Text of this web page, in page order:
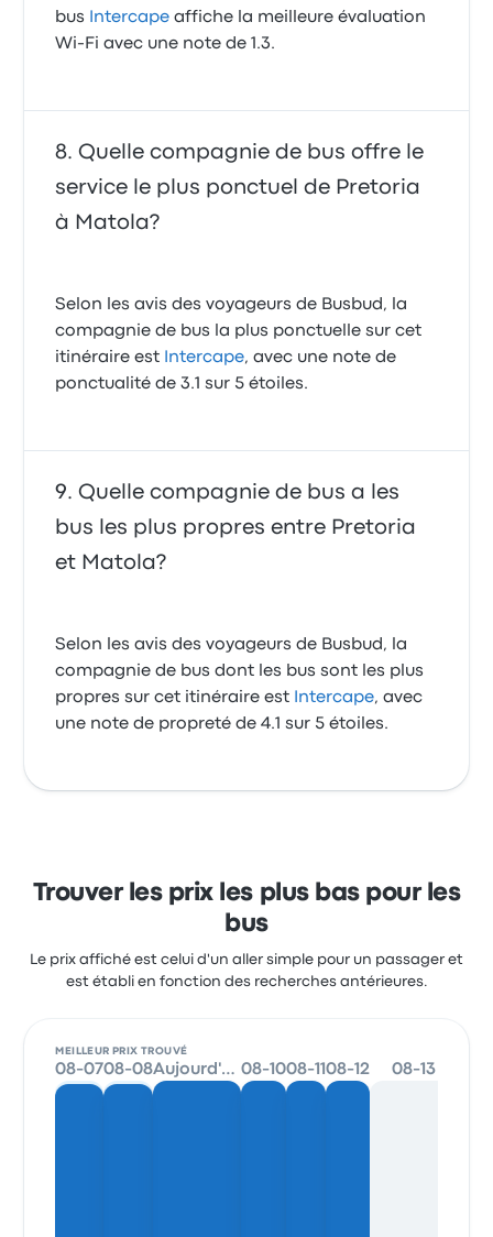
bus
Intercape affiche la meilleure évaluation
Wi-Fi avec une note de 1.3.
Quelle compagnie de bus offre le
service le plus ponctuel de Pretoria
à Matola?
Selon les avis des voyageurs de Busbud, la
compagnie de bus la plus ponctuelle sur cet
itinéraire est
Intercape, avec une note de
ponctualité de 3.1 sur 5 étoiles.
Quelle compagnie de bus a les
bus les plus propres entre Pretoria
et Matola?
Selon les avis des voyageurs de Busbud, la
compagnie de bus dont les bus sont les plus
propres sur cet itinéraire est
Intercape, avec
une note de propreté de 4.1 sur 5 étoiles.
Trouver les prix les plus bas pour les
bus
Le prix affiché est celui d'un aller simple pour un passager et
est établi en fonction des recherches antérieures.
MEILLEUR PRIX TROUVÉ
08-0708-08 Aujourd'hui 08-1008-1108-12 08-13